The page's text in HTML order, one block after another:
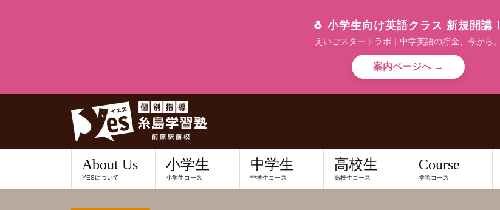
🐧 小学生向け英語クラス 新規開講！
えいごスタートラボ｜中学英語の貯金、今から。
案内ページへ →
About Us
YESについて
小学生
小学生コース
中学生
中学生コース
高校生
高校生コース
Course
学習コース